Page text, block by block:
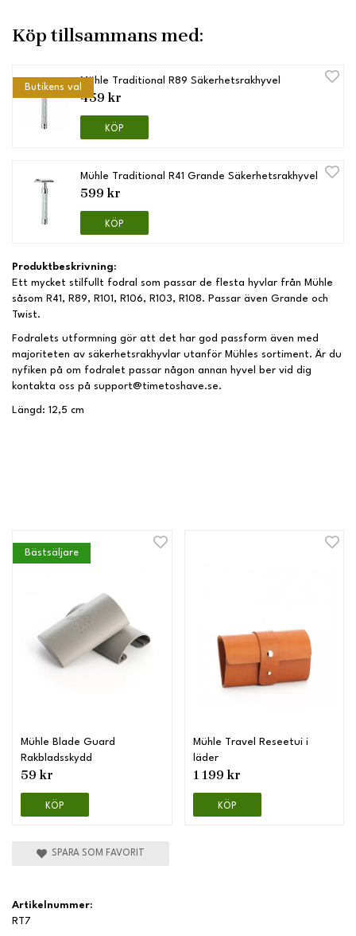
Köp tillsammans med:
Butikens val
Mühle Traditional R89 Säkerhetsrakhyvel
459 kr
KÖP
Mühle Traditional R41 Grande Säkerhetsrakhyvel
599 kr
KÖP
Produktbeskrivning:
Ett mycket stilfullt fodral som passar de flesta hyvlar från Mühle
såsom R41, R89, R101, R106, R103, R108. Passar även Grande och
Twist.
Fodralets utformning gör att det har god passform även med
majoriteten av säkerhetsrakhyvlar utanför Mühles sortiment. Är du
nyfiken på om fodralet passar någon annan hyvel ber vid dig
kontakta oss på support@timetoshave.se.
Längd: 12,5 cm
Bästsäljare
Mühle Blade Guard
Rakbladsskydd
59 kr
KÖP
Mühle Travel Reseetui i
läder
1 199 kr
KÖP
SPARA SOM FAVORIT
Artikelnummer:
RT7